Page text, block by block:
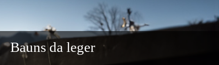
Bauns da leger